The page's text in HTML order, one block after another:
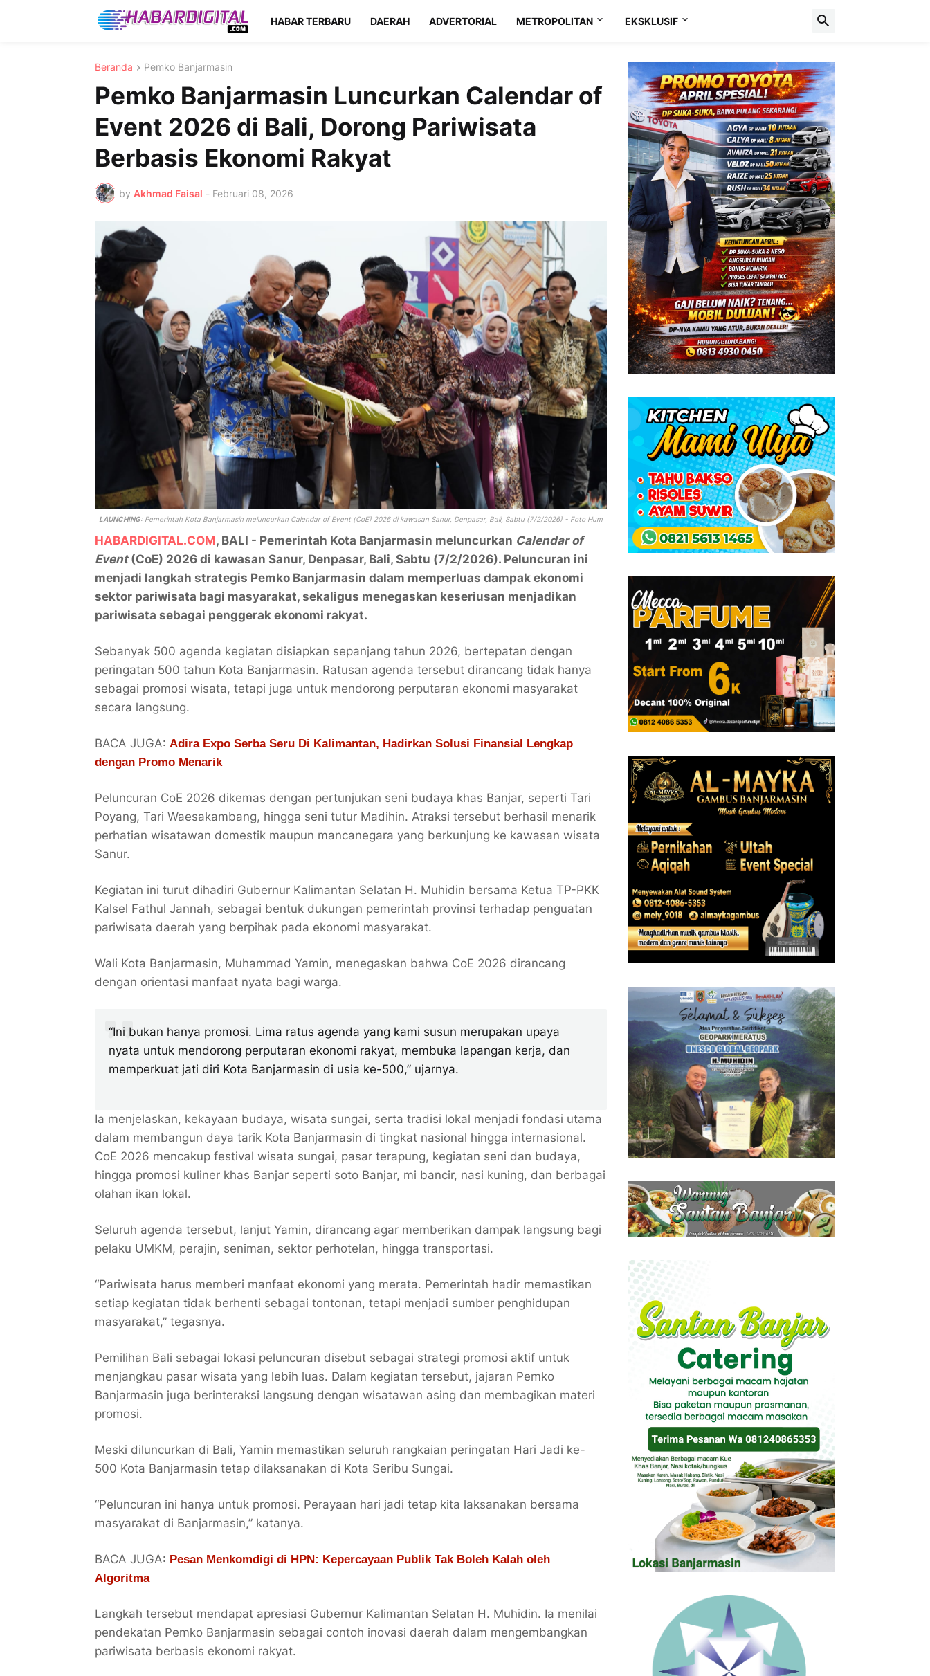
HABAR TERBARU DAERAH ADVERTORIAL METROPOLITAN EKSKLUSIF
Beranda Pemko Banjarmasin
Pemko Banjarmasin Luncurkan Calendar of
Event 2026 di Bali, Dorong Pariwisata
Berbasis Ekonomi Rakyat
by Akhmad Faisal - Februari 08, 2026
LAUNCHING: Pemerintah Kota Banjarmasin meluncurkan Calendar of Event (CoE) 2026 di kawasan Sanur, Denpasar, Bali, Sabtu (7/2/2026) - Foto Hum
HABARDIGITAL.COM, BALI - Pemerintah Kota Banjarmasin meluncurkan Calendar of
Event(CoE) 2026 di kawasan Sanur, Denpasar, Bali, Sabtu (7/2/2026). Peluncuran ini
menjadi langkah strategis Pemko Banjarmasin dalam memperluas dampak ekonomi
sektor pariwisata bagi masyarakat, sekaligus menegaskan keseriusan menjadikan
pariwisata sebagai penggerak ekonomi rakyat.
Sebanyak 500 agenda kegiatan disiapkan sepanjang tahun 2026, bertepatan dengan
peringatan 500 tahun Kota Banjarmasin. Ratusan agenda tersebut dirancang tidak hanya
sebagai promosi wisata, tetapi juga untuk mendorong perputaran ekonomi masyarakat
secara langsung.
BACA JUGA: Adira Expo Serba Seru Di Kalimantan, Hadirkan Solusi Finansial Lengkap
dengan Promo Menarik
Peluncuran CoE 2026 dikemas dengan pertunjukan seni budaya khas Banjar, seperti Tari
Poyang, Tari Waesakambang, hingga seni tutur Madihin. Atraksi tersebut berhasil menarik
perhatian wisatawan domestik maupun mancanegara yang berkunjung ke kawasan wisata
Sanur.
Kegiatan ini turut dihadiri Gubernur Kalimantan Selatan H. Muhidin bersama Ketua TP-PKK
Kalsel Fathul Jannah, sebagai bentuk dukungan pemerintah provinsi terhadap penguatan
pariwisata daerah yang berpihak pada ekonomi masyarakat.
Wali Kota Banjarmasin, Muhammad Yamin, menegaskan bahwa CoE 2026 dirancang
dengan orientasi manfaat nyata bagi warga.
“Ini bukan hanya promosi. Lima ratus agenda yang kami susun merupakan upaya
nyata untuk mendorong perputaran ekonomi rakyat, membuka lapangan kerja, dan
memperkuat jati diri Kota Banjarmasin di usia ke-500,” ujarnya.
Ia menjelaskan, kekayaan budaya, wisata sungai, serta tradisi lokal menjadi fondasi utama
dalam membangun daya tarik Kota Banjarmasin di tingkat nasional hingga internasional.
CoE 2026 mencakup festival wisata sungai, pasar terapung, kegiatan seni dan budaya,
hingga promosi kuliner khas Banjar seperti soto Banjar, mi bancir, nasi kuning, dan berbagai
olahan ikan lokal.
Seluruh agenda tersebut, lanjut Yamin, dirancang agar memberikan dampak langsung bagi
pelaku UMKM, perajin, seniman, sektor perhotelan, hingga transportasi.
“Pariwisata harus memberi manfaat ekonomi yang merata. Pemerintah hadir memastikan
setiap kegiatan tidak berhenti sebagai tontonan, tetapi menjadi sumber penghidupan
masyarakat,” tegasnya.
Pemilihan Bali sebagai lokasi peluncuran disebut sebagai strategi promosi aktif untuk
menjangkau pasar wisata yang lebih luas. Dalam kegiatan tersebut, jajaran Pemko
Banjarmasin juga berinteraksi langsung dengan wisatawan asing dan membagikan materi
promosi.
Meski diluncurkan di Bali, Yamin memastikan seluruh rangkaian peringatan Hari Jadi ke-
500 Kota Banjarmasin tetap dilaksanakan di Kota Seribu Sungai.
“Peluncuran ini hanya untuk promosi. Perayaan hari jadi tetap kita laksanakan bersama
masyarakat di Banjarmasin,” katanya.
BACA JUGA: Pesan Menkomdigi di HPN: Kepercayaan Publik Tak Boleh Kalah oleh
Algoritma
Langkah tersebut mendapat apresiasi Gubernur Kalimantan Selatan H. Muhidin. Ia menilai
pendekatan Pemko Banjarmasin sebagai contoh inovasi daerah dalam mengembangkan
pariwisata berbasis ekonomi rakyat.